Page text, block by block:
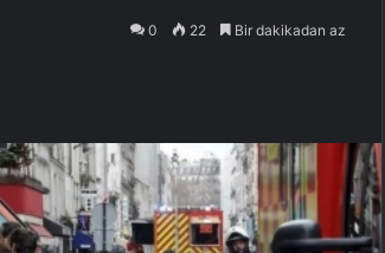
0 22 Bir dakikadan az